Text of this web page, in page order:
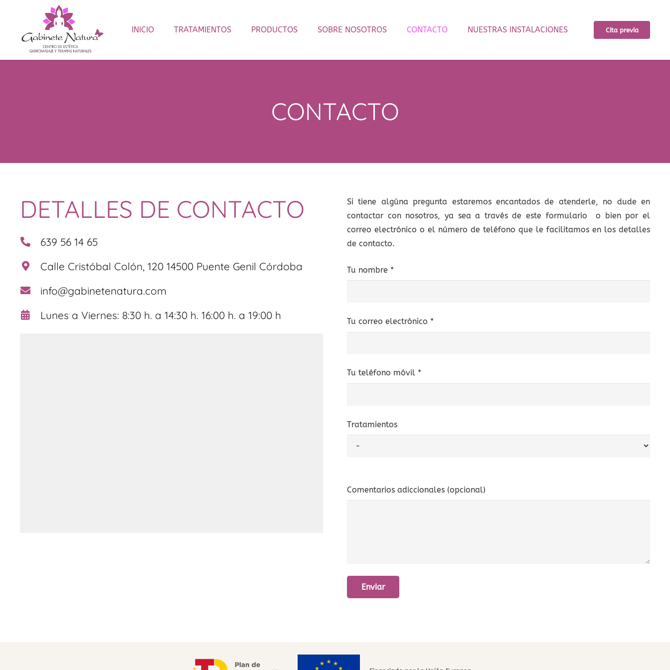
INICIO TRATAMIENTOS PRODUCTOS SOBRE NOSOTROS CONTACTO NUESTRAS INSTALACIONES Cita previa
CONTACTO
DETALLES DE CONTACTO
639 56 14 65
Calle Cristóbal Colón, 120 14500 Puente Genil Córdoba
info@gabinetenatura.com
Lunes a Viernes: 8:30 h. a 14:30 h. 16:00 h. a 19:00 h
Si tiene algúna pregunta estaremos encantados de atenderle, no dude en
contactar con nosotros, ya sea a través de este formulario o bien por el
correo electrónico o el número de teléfono que le facilitamos en los detalles
de contacto.
Tu nombre *
Tu correo electrónico *
Tu teléfono móvil *
Tratamientos
Comentarios adiccionales (opcional)